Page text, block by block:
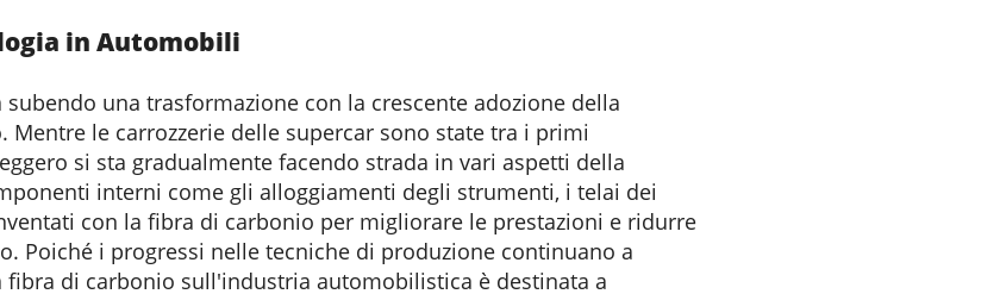
in Automobili
una trasformazione con la crescente adozione della
le carrozzerie delle supercar sono state tra i primi
si sta gradualmente facendo strada in vari aspetti della
interni come gli alloggiamenti degli strumenti, i telai dei
con la fibra di carbonio per migliorare le prestazioni e ridurre
Poiché i progressi nelle tecniche di produzione continuano a
di carbonio sull'industria automobilistica è destinata a